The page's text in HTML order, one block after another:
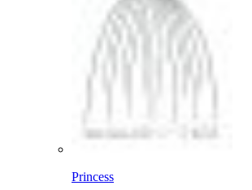
Princess